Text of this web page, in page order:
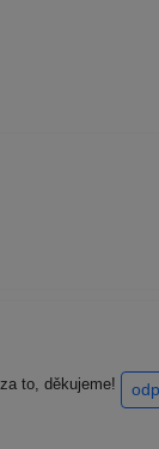
to, děkujeme!